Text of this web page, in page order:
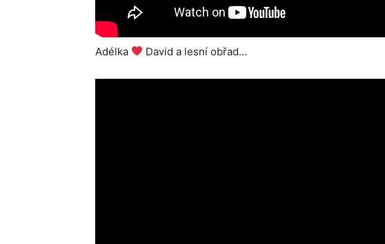
Adélka David a lesní obřad…